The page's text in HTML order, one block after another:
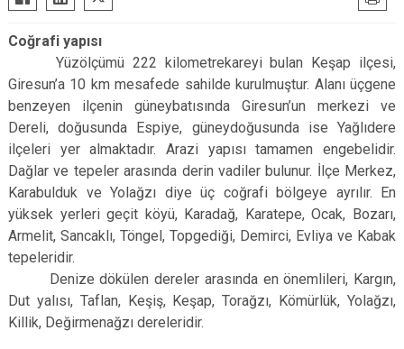
Bulancak
Çamoluk
Dereli
Doğankent
Espiye
Eynesil
Piraziz
Şebinkarahisar
Tirebolu
Yağlıdere
Coğrafi yapısı
Yüzölçümü 222 kilometrekareyi bulan Keşap ilçesi,
Giresun’a 10 km mesafede sahilde kurulmuştur. Alanı üçgene
benzeyen ilçenin güneybatısında Giresun’un merkezi ve
Dereli, doğusunda Espiye, güneydoğusunda ise Yağlıdere
ilçeleri yer almaktadır. Arazi yapısı tamamen engebelidir.
Dağlar ve tepeler arasında derin vadiler bulunur. İlçe Merkez,
Karabulduk ve Yolağzı diye üç coğrafi bölgeye ayrılır. En
yüksek yerleri geçit köyü, Karadağ, Karatepe, Ocak, Bozarı,
Armelit, Sancaklı, Töngel, Topgediği, Demirci, Evliya ve Kabak
tepeleridir.
Denize dökülen dereler arasında en önemlileri, Kargın,
Dut yalısı, Taflan, Keşiş, Keşap, Torağzı, Kömürlük, Yolağzı,
Killik, Değirmenağzı dereleridir.